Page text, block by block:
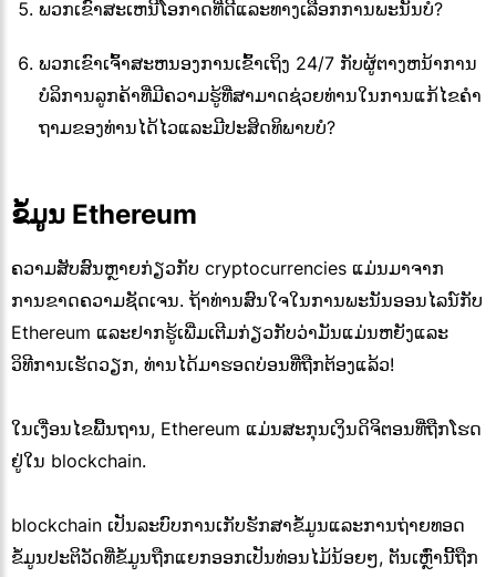
ພວກເຂົາສະເຫນີໂອກາດທີ່ດີແລະທາງເລືອກການພະນັນບໍ?
ພວກເຂົາເຈົ້າສະຫນອງການເຂົ້າເຖິງ 24/7 ກັບຜູ້ຕາງຫນ້າການ
ບໍລິການລູກຄ້າທີ່ມີຄວາມຮູ້ທີ່ສາມາດຊ່ວຍທ່ານໃນການແກ້ໄຂຄໍາ
ຖາມຂອງທ່ານໄດ້ໄວແລະມີປະສິດທິພາບບໍ?
ຂໍ້ມູນ Ethereum
ຄວາມສັບສົນຫຼາຍກ່ຽວກັບ cryptocurrencies ແມ່ນມາຈາກ
ການຂາດຄວາມຊັດເຈນ. ຖ້າທ່ານສົນໃຈໃນການພະນັນອອນໄລນ໌ກັບ
Ethereum ແລະຢາກຮູ້ເພີ່ມເຕີມກ່ຽວກັບວ່າມັນແມ່ນຫຍັງແລະ
ວິທີການເຮັດວຽກ, ທ່ານໄດ້ມາຮອດບ່ອນທີ່ຖືກຕ້ອງແລ້ວ!
ໃນເງື່ອນໄຂພື້ນຖານ, Ethereum ແມ່ນສະກຸນເງິນດິຈິຕອນທີ່ຖືກໂຮດ
ຢູ່ໃນ blockchain.
blockchain ເປັນລະບົບການເກັບຮັກສາຂໍ້ມູນແລະການຖ່າຍທອດ
ຂໍ້ມູນປະຕິວັດທີ່ຂໍ້ມູນຖືກແຍກອອກເປັນທ່ອນໄມ້ນ້ອຍໆ, ຕັນເຫຼົ່ານີ້ຖືກ